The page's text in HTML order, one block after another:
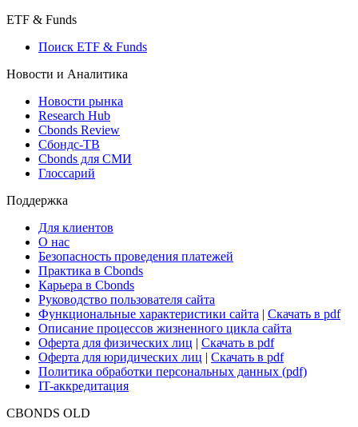
ETF & Funds
Поиск ETF & Funds
Новости и Аналитика
Новости рынка
Research Hub
Cbonds Review
Сбондс-ТВ
Cbonds для СМИ
Глоссарий
Поддержка
Для клиентов
О нас
Безопасность проведения платежей
Практика в Cbonds
Карьера в Cbonds
Руководство пользователя сайта
Функциональные характеристики сайта | Скачать в pdf
Описание процессов жизненного цикла сайта
Оферта для физических лиц | Скачать в pdf
Оферта для юридических лиц | Скачать в pdf
Политика обработки персональных данных (pdf)
IT-аккредитация
CBONDS OLD